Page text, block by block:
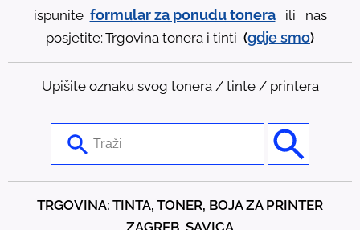
ispunite formular za ponudu tonera
ili nas
posjetite: Trgovina tonera i tinti (gdjesmo)
Upišite oznaku svog tonera / tinte / printera
t
TRGOVINA: TINTA, TONER, BOJA ZA PRINTER
ZAGREB, SAVICA